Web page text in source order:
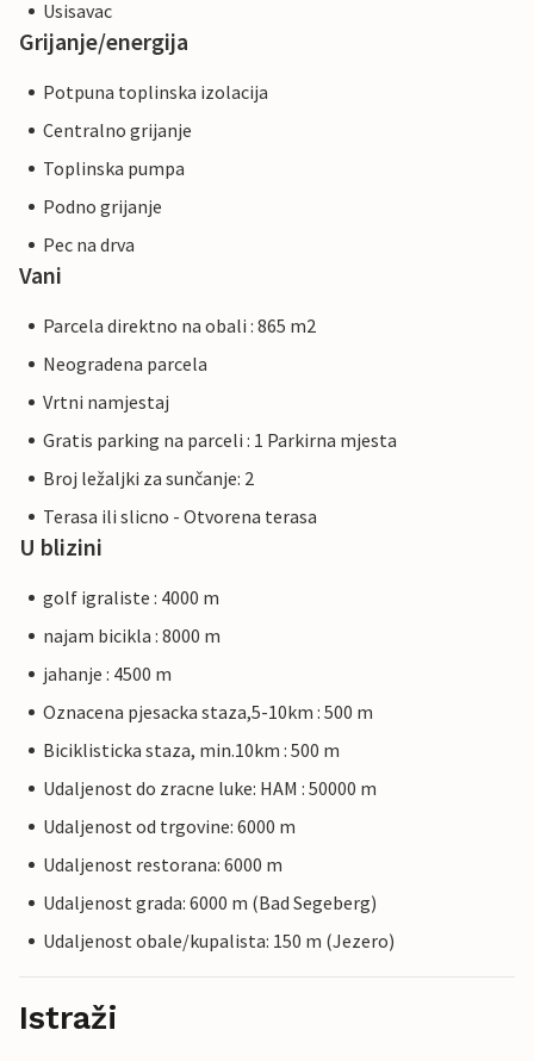
Usisavac
Grijanje/energija
Potpuna toplinska izolacija
Centralno grijanje
Toplinska pumpa
Podno grijanje
Pec na drva
Vani
Parcela direktno na obali : 865 m2
Neogradena parcela
Vrtni namjestaj
Gratis parking na parceli : 1 Parkirna mjesta
Broj ležaljki za sunčanje: 2
Terasa ili slicno - Otvorena terasa
U blizini
golf igraliste : 4000 m
najam bicikla : 8000 m
jahanje : 4500 m
Oznacena pjesacka staza,5-10km : 500 m
Biciklisticka staza, min.10km : 500 m
Udaljenost do zracne luke: HAM : 50000 m
Udaljenost od trgovine: 6000 m
Udaljenost restorana: 6000 m
Udaljenost grada: 6000 m (Bad Segeberg)
Udaljenost obale/kupalista: 150 m (Jezero)
Istraži